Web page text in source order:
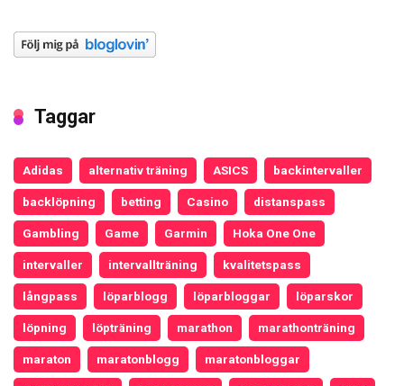
Taggar
Adidas alternativ träning ASICS backintervaller
backlöpning betting Casino distanspass
Gambling Game Garmin Hoka One One
intervaller intervallträning kvalitetspass
långpass löparblogg löparbloggar löparskor
löpning löpträning marathon marathonträning
maraton maratonblogg maratonbloggar